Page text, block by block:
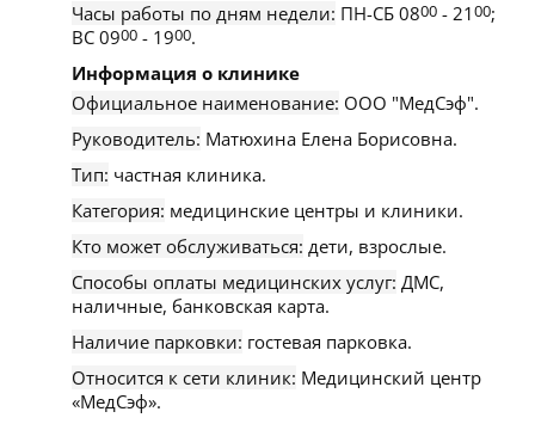
Часы работы по дням недели: ПН-СБ 0800 - 2100;
ВС 0900 - 1900.
Информация о клинике
Официальное наименование: ООО "МедСэф".
Руководитель: Матюхина Елена Борисовна.
Тип: частная клиника.
Категория: медицинские центры и клиники.
Кто может обслуживаться: дети, взрослые.
Способы оплаты медицинских услуг: ДМС,
наличные, банковская карта.
Наличие парковки: гостевая парковка.
Относится к сети клиник: Медицинский центр
«МедСэф».